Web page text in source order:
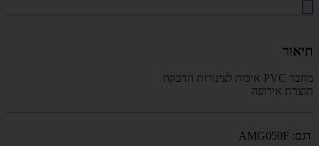
תיאור
מחבר PVC איכות לצינורות הדבקה
תוצרת אירופה
דגם: AMG050F